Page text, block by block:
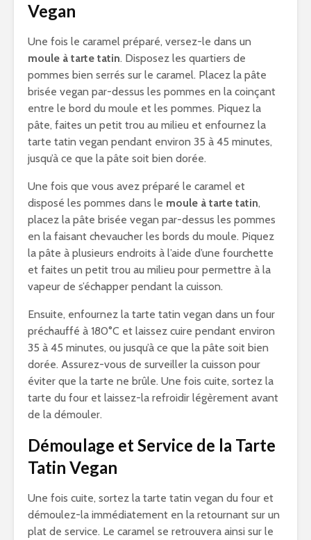
Vegan
Une fois le caramel préparé, versez-le dans un
moule à tarte tatin. Disposez les quartiers de
pommes bien serrés sur le caramel. Placez la pâte
brisée vegan par-dessus les pommes en la coinçant
entre le bord du moule et les pommes. Piquez la
pâte, faites un petit trou au milieu et enfournez la
tarte tatin vegan pendant environ 35 à 45 minutes,
jusqu’à ce que la pâte soit bien dorée.
Une fois que vous avez préparé le caramel et
disposé les pommes dans le moule à tarte tatin,
placez la pâte brisée vegan par-dessus les pommes
en la faisant chevaucher les bords du moule. Piquez
la pâte à plusieurs endroits à l’aide d’une fourchette
et faites un petit trou au milieu pour permettre à la
vapeur de s’échapper pendant la cuisson.
Ensuite, enfournez la tarte tatin vegan dans un four
préchauffé à 180°C et laissez cuire pendant environ
35 à 45 minutes, ou jusqu’à ce que la pâte soit bien
dorée. Assurez-vous de surveiller la cuisson pour
éviter que la tarte ne brûle. Une fois cuite, sortez la
tarte du four et laissez-la refroidir légèrement avant
de la démouler.
Démoulage et Service de la Tarte
Tatin Vegan
Une fois cuite, sortez la tarte tatin vegan du four et
démoulez-la immédiatement en la retournant sur un
plat de service. Le caramel se retrouvera ainsi sur le